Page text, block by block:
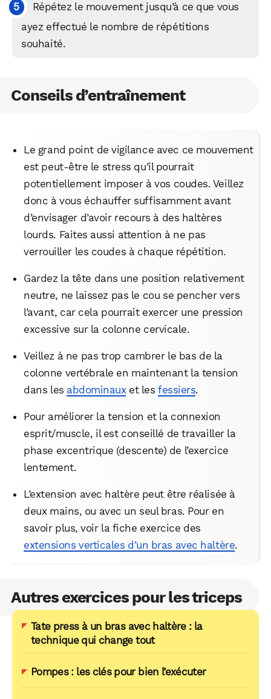
Répétez le mouvement jusqu’à ce que vous
ayez effectué le nombre de répétitions
souhaité.
Conseils d’entraînement
Le grand point de vigilance avec ce mouvement
est peut-être le stress qu’il pourrait
potentiellement imposer à vos coudes. Veillez
donc à vous échauffer suffisamment avant
d’envisager d’avoir recours à des haltères
lourds. Faites aussi attention à ne pas
verrouiller les coudes à chaque répétition.
Gardez la tête dans une position relativement
neutre, ne laissez pas le cou se pencher vers
l’avant, car cela pourrait exercer une pression
excessive sur la colonne cervicale.
Veillez à ne pas trop cambrer le bas de la
colonne vertébrale en maintenant la tension
dans les abdominauxet lesfessiers.
Pour améliorer la tension et la connexion
esprit/muscle, il est conseillé de travailler la
phase excentrique (descente) de l’exercice
lentement.
L’extension avec haltère peut être réalisée à
deux mains, ou avec un seul bras. Pour en
savoir plus, voir la fiche exercice des
extensions verticales d’un bras avec haltère.
Autres exercices pour les triceps
Tate press à un bras avec haltère : la
technique qui change tout
Pompes : les clés pour bien l’exécuter
WhatsApp Telegram Email